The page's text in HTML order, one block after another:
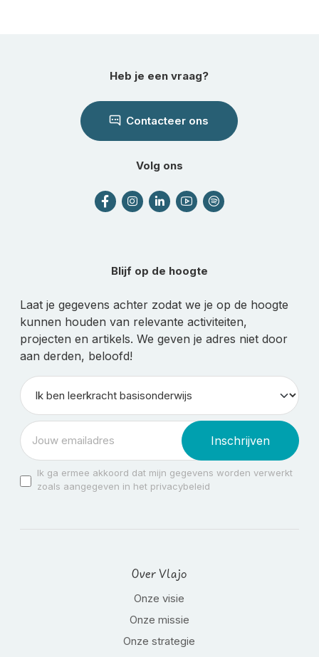
Heb je een vraag?
Contacteer ons
Volg ons
Blijf op de hoogte
Laat je gegevens achter zodat we je op de hoogte
kunnen houden van relevante activiteiten,
projecten en artikels. We geven je adres niet door
aan derden, beloofd!
Inschrijven
Ik ga ermee akkoord dat mijn gegevens worden verwerkt
zoals aangegeven in het privacybeleid
Over Vlajo
Onze visie
Onze missie
Onze strategie